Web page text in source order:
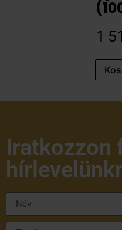
1
Iratkozzon